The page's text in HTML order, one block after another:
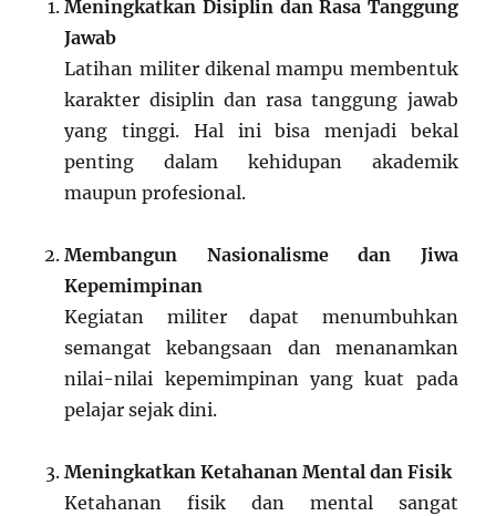
Meningkatkan Disiplin dan Rasa Tanggung
Jawab
Latihan militer dikenal mampu membentuk
karakter disiplin dan rasa tanggung jawab
yang tinggi. Hal ini bisa menjadi bekal
penting dalam kehidupan akademik
maupun profesional.
Membangun Nasionalisme dan Jiwa
Kepemimpinan
Kegiatan militer dapat menumbuhkan
semangat kebangsaan dan menanamkan
nilai-nilai kepemimpinan yang kuat pada
pelajar sejak dini.
Meningkatkan Ketahanan Mental dan Fisik
Ketahanan fisik dan mental sangat